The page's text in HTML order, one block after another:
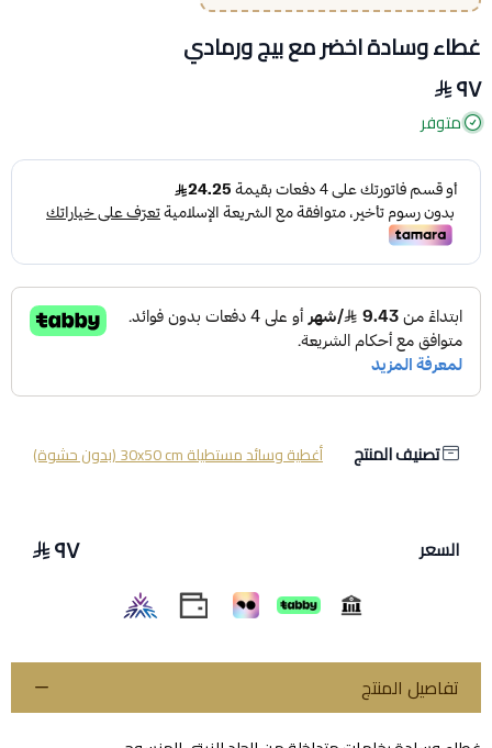
غطاء وسادة اخضر مع بيج ورمادي
٩٧
متوفر
تصنيف المنتج أغطية وسائد مستطيلة 30x50 cm (بدون حشوة)
السعر ٩٧
تفاصيل المنتج